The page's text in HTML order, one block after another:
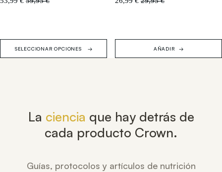
SELECCIONAR OPCIONES AÑADIR
La ciencia que hay detrás de
cada producto Crown.
Guías, protocolos y artículos de nutrición